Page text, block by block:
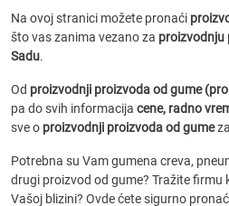
Na ovoj stranici možete pronaći
što vas zanima vezano za proizvodnju
Sadu.
Od proizvodnji proizvoda od gume
pa do svih informacija cene, radno
sve o proizvodnji proizvoda od gume
Potrebna su Vam gumena creva,
drugi proizvod od gume? Tražite firmu
Vašoj blizini? Ovde ćete sigurno